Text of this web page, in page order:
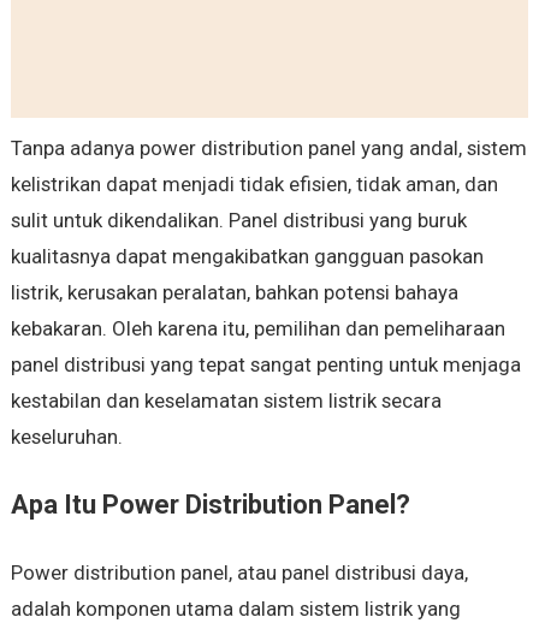
Tanpa adanya power distribution panel yang andal, sistem
kelistrikan dapat menjadi tidak efisien, tidak aman, dan
sulit untuk dikendalikan. Panel distribusi yang buruk
kualitasnya dapat mengakibatkan gangguan pasokan
listrik, kerusakan peralatan, bahkan potensi bahaya
kebakaran. Oleh karena itu, pemilihan dan pemeliharaan
panel distribusi yang tepat sangat penting untuk menjaga
kestabilan dan keselamatan sistem listrik secara
keseluruhan.
Apa Itu Power Distribution Panel?
Power distribution panel, atau panel distribusi daya,
adalah komponen utama dalam sistem listrik yang